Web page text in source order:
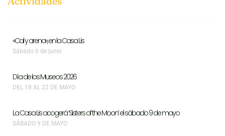
«Cal y arena», en la Casa Lis
Sábado 6 de junio
Día de los Museos 2026
DEL 18 AL 22 DE MAYO
La Casa Lis acogerá ‘Sisters of the Moon’ el sábado 9 de mayo
SÁBADO 9 DE MAYO